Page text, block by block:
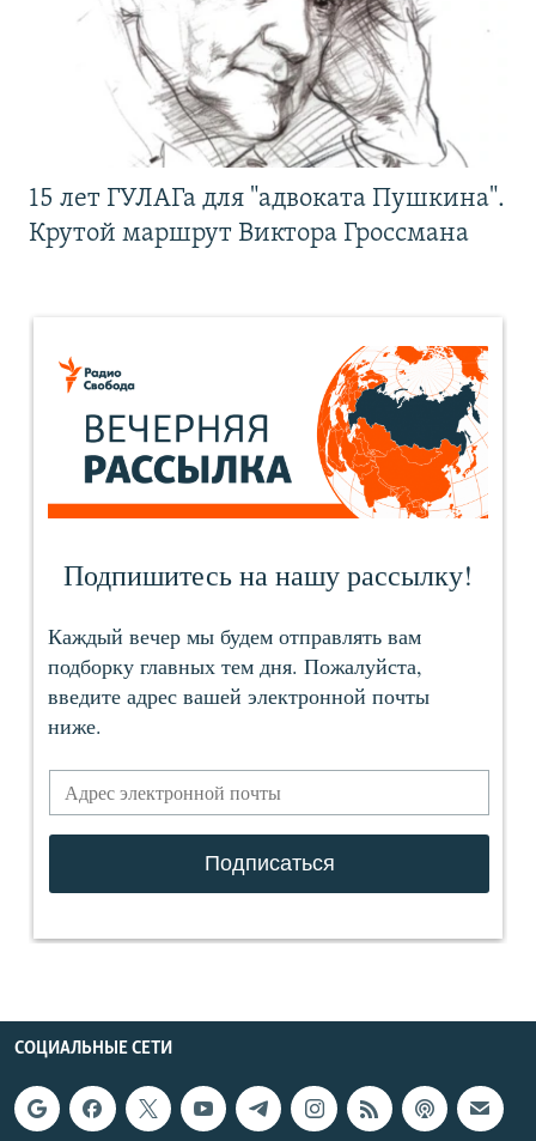
15 лет ГУЛАГа для "адвоката Пушкина".
Крутой маршрут Виктора Гроссмана
СОЦИАЛЬНЫЕ СЕТИ